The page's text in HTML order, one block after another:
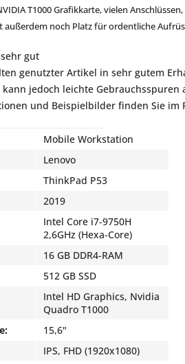
T1000 Grafikkarte, vielen
außerdem noch Platz für ordentliche
gut
genutzter Artikel in sehr gutem
jedoch leichte Gebrauchsspuren
und Beispielbilder finden Sie im
Mobile Workstation
Lenovo
ThinkPad P53
2019
Intel Core i7-9750H
2,6GHz (Hexa-Core)
16 GB DDR4-RAM
512 GB SSD
Intel HD Graphics, Nvidia
Quadro T1000
15,6"
IPS, FHD (1920x1080)